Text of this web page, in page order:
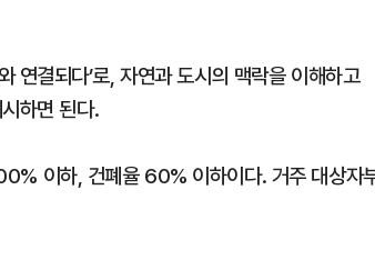
결되다’로, 자연과 도시의 맥락을 이해하고
하면 된다.
이하, 건폐율 60% 이하이다. 거주 대상자